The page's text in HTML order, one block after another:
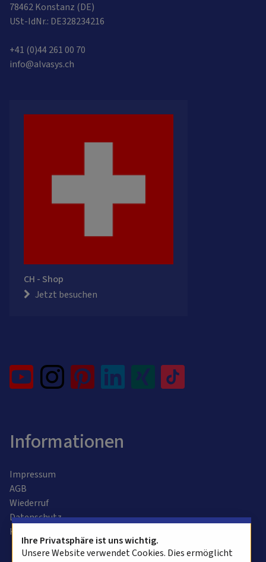
78462 Konstanz (DE)
USt-IdNr.: DE328234216
+41 (0)44 261 00 70
info@alvasys.ch
CH - Shop
Jetzt besuchen
Informationen
Impressum
AGB
Wiederruf
Datenschutz
Kontaktformular
Ihre Privatsphäre ist uns wichtig.
Unsere Website verwendet Cookies. Dies ermöglicht